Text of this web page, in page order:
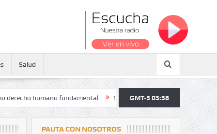
Salud
humano fundamental Maratón atendió a más de 38.000 jóvenes y
GMT-5 03:38
PAUTA CON NOSOTROS